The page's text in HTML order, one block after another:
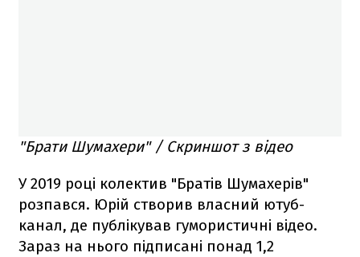
"Брати Шумахери" / Скриншот з відео
У 2019 році колектив "Братів Шумахерів"
розпався. Юрій створив власний ютуб-
канал, де публікував гумористичні відео.
Зараз на нього підписані понад 1,2